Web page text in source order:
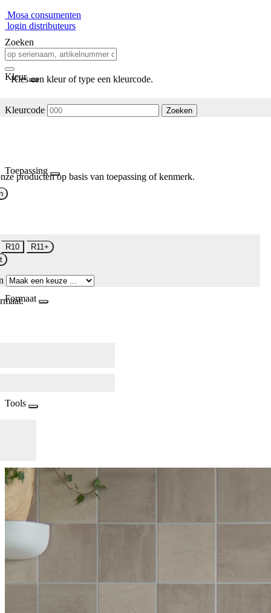
Mosa consumenten
login distributeurs
Zoeken
Kleur
Kies een kleur of type een kleurcode.
Kleurcode Zoeken
Toepassing
producten op basis van toepassing of kenmerk.
R10
R11+
Formaat
Tools